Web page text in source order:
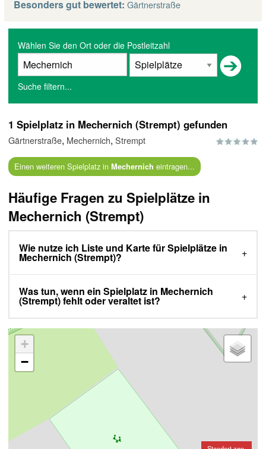
Besonders gut bewertet: Gärtnerstraße
Wählen Sie den Ort oder die Postleitzahl
Suche filtern...
1 Spielplatz in Mechernich (Strempt) gefunden
Gärtnerstraße, Mechernich, Strempt
Einen weiteren Spielplatz in Mechernich eintragen...
Häufige Fragen zu Spielplätze in
Mechernich (Strempt)
Wie nutze ich Liste und Karte für Spielplätze in
Mechernich (Strempt)?
Was tun, wenn ein Spielplatz in Mechernich
(Strempt) fehlt oder veraltet ist?
+
−